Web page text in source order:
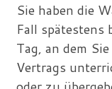
Sie haben die
Fall spätestens
Tag, an dem
Vertrags